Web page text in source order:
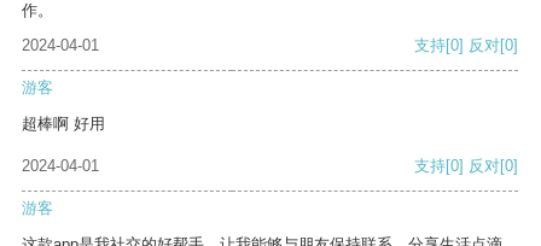
作。
2024-04-01
支持[0] 反对[0]
游客
超棒啊 好用
2024-04-01 支持[0] 反对[0]
游客